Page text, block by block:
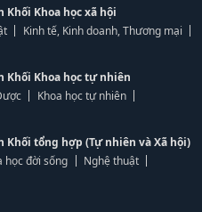
Khối Khoa học xã hội
Kinh tế, Kinh doanh, Thương mại
Khối Khoa học tự nhiên
Khoa học tự nhiên
Khối tổng hợp (Tự nhiên và Xã hội)
học đời sống
Nghệ thuật